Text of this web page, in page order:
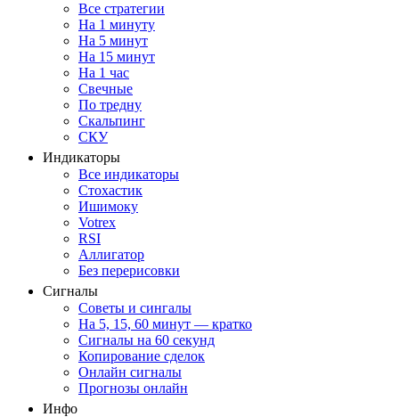
Все стратегии
На 1 минуту
На 5 минут
На 15 минут
На 1 час
Свечные
По тредну
Скальпинг
СКУ
Индикаторы
Все индикаторы
Стохастик
Ишимоку
Votrex
RSI
Аллигатор
Без перерисовки
Сигналы
Советы и сингалы
На 5, 15, 60 минут — кратко
Сигналы на 60 секунд
Копирование сделок
Онлайн сигналы
Прогнозы онлайн
Инфо